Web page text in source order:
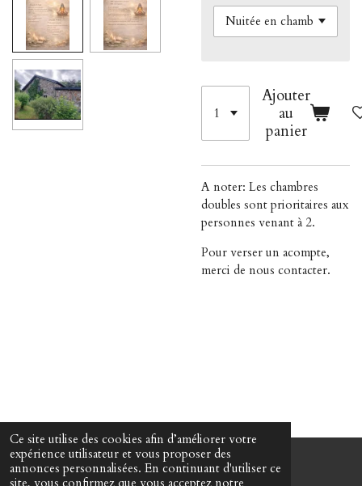
Ce site utilise des cookies afin d’améliorer votre
expérience utilisateur et vous proposer des
annonces personnalisées. En continuant d'utiliser ce
site, vous confirmez que vous acceptez notre
Ajouter
au
panier
A noter: Les chambres
doubles sont prioritaires aux
personnes venant à 2.
Pour verser un acompte,
merci de nous contacter.
© 2022 - 2026 Martin Passeur d'âmes